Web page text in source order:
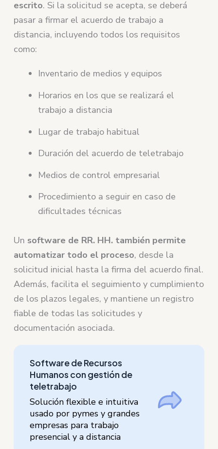
escrito. Si la solicitud se acepta, se deberá
pasar a firmar el acuerdo de trabajo a
distancia, incluyendo todos los requisitos
como:
Inventario de medios y equipos
Horarios en los que se realizará el
trabajo a distancia
Lugar de trabajo habitual
Duración del acuerdo de teletrabajo
Medios de control empresarial
Procedimiento a seguir en caso de
dificultades técnicas
Un software de RR. HH. también permite
automatizar todo el proceso, desde la
solicitud inicial hasta la firma del acuerdo final.
Además, facilita el seguimiento y cumplimiento
de los plazos legales, y mantiene un registro
fiable de todas las solicitudes y
documentación asociada.
Software de Recursos
Humanos con gestión de
teletrabajo
Solución flexible e intuitiva
usado por pymes y grandes
empresas para trabajo
presencial y a distancia